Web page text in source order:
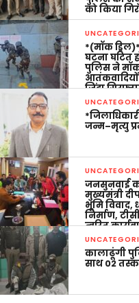
को किया
*(मॉक
घटना घटित
पुलिस ने
आतंकवादियों
जिंदा
जन्म–मृत्यु
जनसुनवाई
मुख्यमंत्री
भूमि विवाद,
निर्माण,
त्वरित
कालाढूंगी
साथ 02